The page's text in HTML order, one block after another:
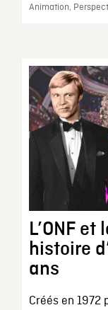
Animation,
L’ONF
histoire
ans
Créés en